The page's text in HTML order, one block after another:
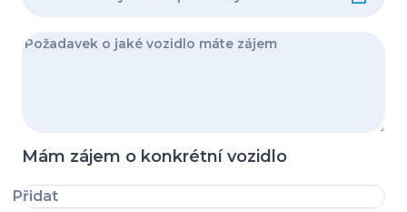
Mám zájem o konkrétní vozidlo
Přidat